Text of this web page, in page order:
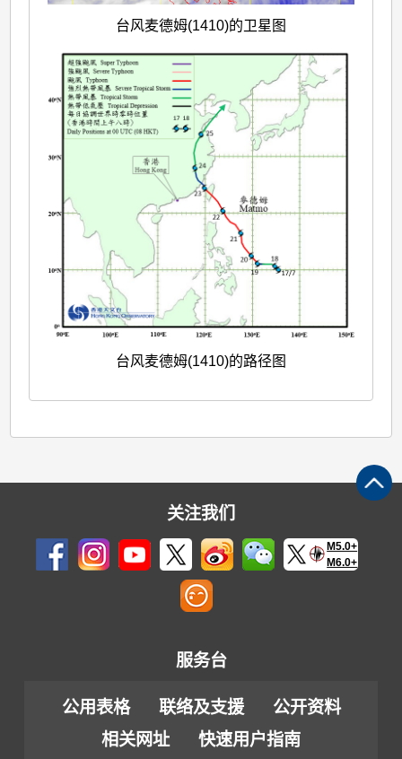
台风麦德姆(1410)的卫星图
台风麦德姆(1410)的路径图
关注我们
M5.0+
M6.0+
服务台
公用表格 联络及支援
公开资料
相关网址
快速用户指南